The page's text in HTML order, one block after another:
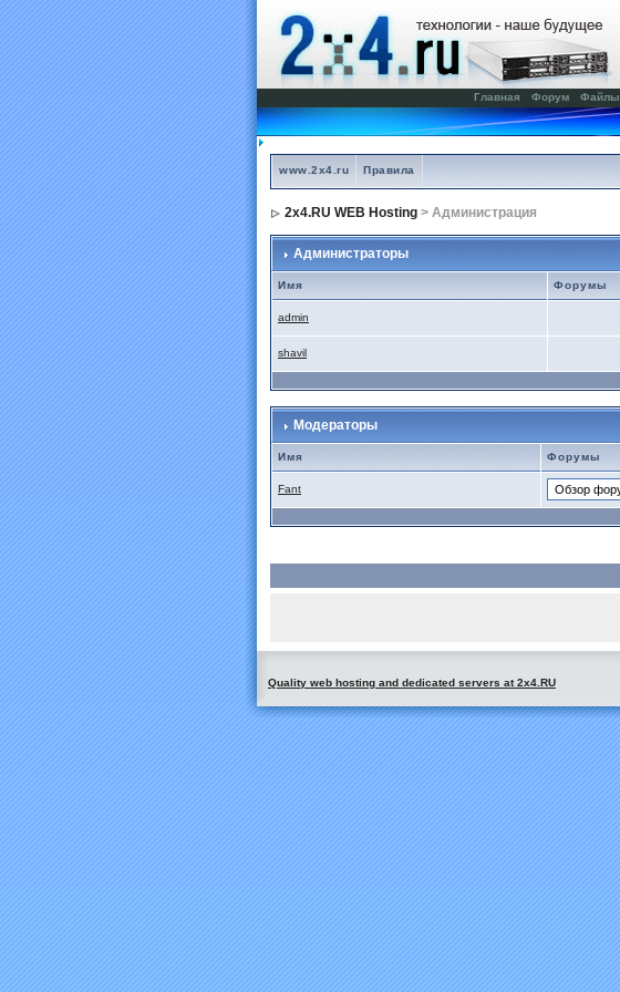
Главная Форум Файлы
www.2x4.ru Правила
2x4.RU WEB Hosting > Администрация
Администраторы
Имя Форумы
admin
shavil
Модераторы
Имя Форумы
Fant
Quality web hosting and dedicated servers at 2x4.RU